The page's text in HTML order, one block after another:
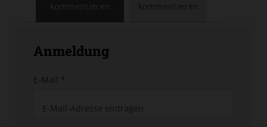
kommentieren
kommentieren
Anmeldung
E-Mail *